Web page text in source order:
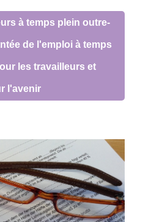
à temps plein outre-
de l'emploi à temps
les travailleurs et
l'avenir